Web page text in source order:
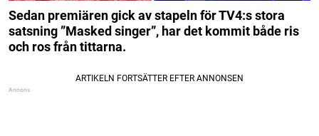
Sedan premiären gick av stapeln för TV4:s stora
satsning ”Masked singer”, har det kommit både ris
och ros från tittarna.